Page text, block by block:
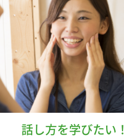
話し方を学びたい！